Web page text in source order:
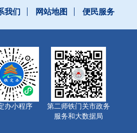
我们 网站地图 便民服务
办小程序
第二师铁门关市政务
服务和大数据局